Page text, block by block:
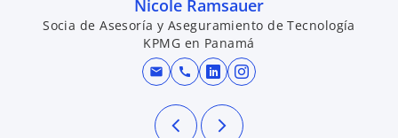
Nicole Ramsauer
Socia de Asesoría y Aseguramiento de Tecnología
KPMG en Panamá
mail call se abre en una pestaña
se abre en una